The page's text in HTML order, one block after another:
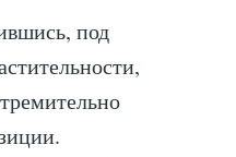
под